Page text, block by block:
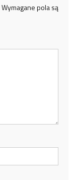
Wymagane pola są